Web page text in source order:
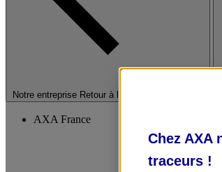
Notre entreprise Retour à la section précédente
AXA France
Chez AXA
traceurs !